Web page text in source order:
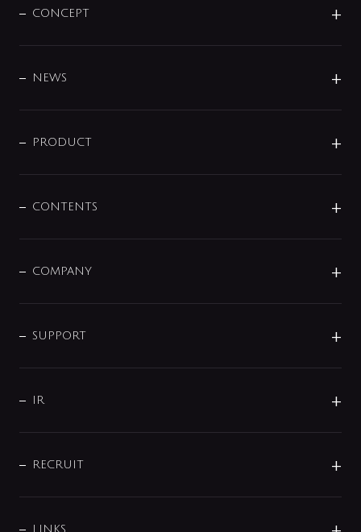
CONCEPT
DESIGN
NEWS
商品に関して
その他
PRODUCT
センサー・タッチ水栓
単水栓
分岐
配管システム
バス・空調周辺用品
CONTENTS
じぶんシャワーが見つかる
COMPANY
企業理念
会社概要
事業所案内
SUPPORT
よくあるご質問
データダウンロード
IR
IRニュース
RECRUIT
LINKS